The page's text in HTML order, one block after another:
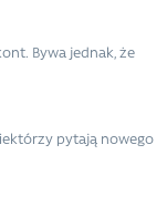
Bywa jednak, że
pytają nowego